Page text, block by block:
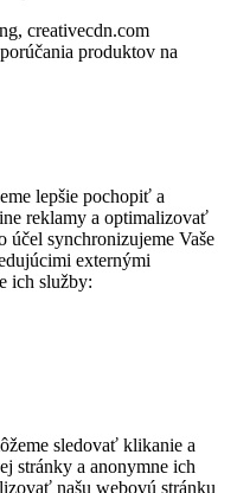
creativecdn.com
produktov na
lepšie pochopiť a
reklamy a optimalizovať
účel synchronizujeme Vaše
externými
ich služby:
sledovať klikanie a
stránky a anonymne ich
našu webovú stránku